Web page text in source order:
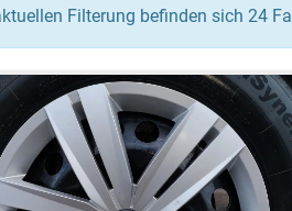
Filterung befinden sich 24